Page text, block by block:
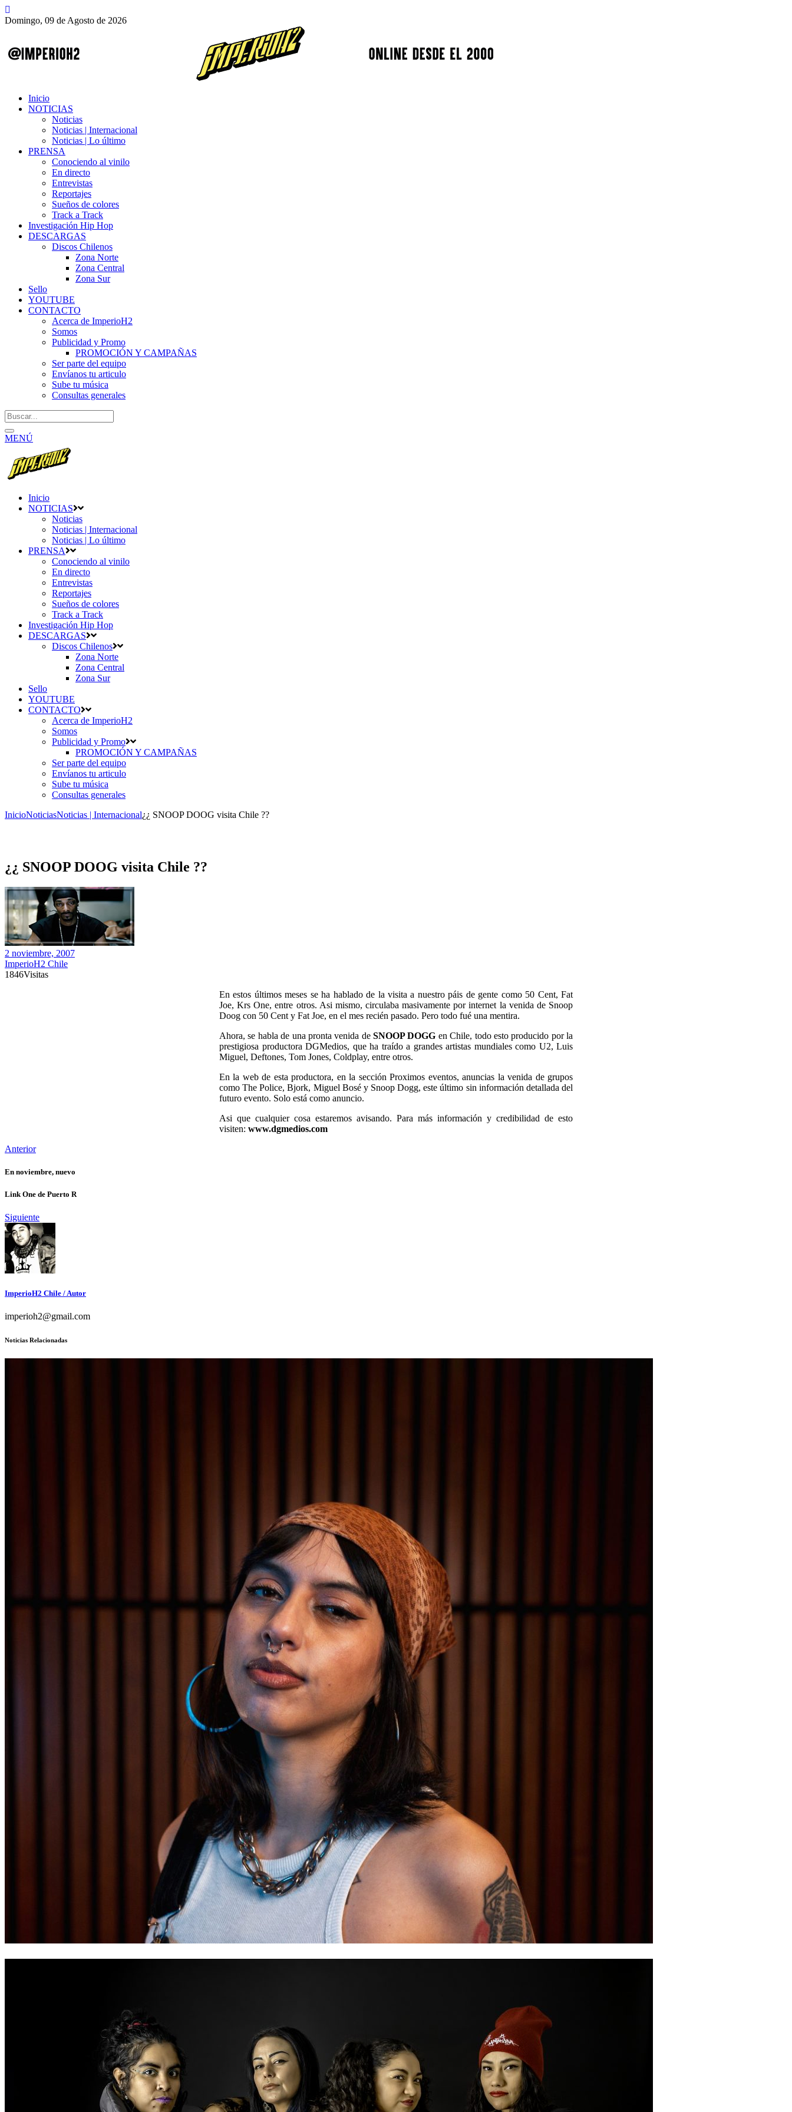
Domingo, 09 de Agosto de 2026
Inicio
NOTICIAS
Noticias
Noticias | Internacional
Noticias | Lo último
PRENSA
Conociendo al vinilo
En directo
Entrevistas
Reportajes
Sueños de colores
Track a Track
Investigación Hip Hop
DESCARGAS
Discos Chilenos
Zona Norte
Zona Central
Zona Sur
Sello
YOUTUBE
CONTACTO
Acerca de ImperioH2
Somos
Publicidad y Promo
PROMOCIÓN Y CAMPAÑAS
Ser parte del equipo
Envíanos tu articulo
Sube tu música
Consultas generales
MENÚ
Inicio
NOTICIAS
Noticias
Noticias | Internacional
Noticias | Lo último
PRENSA
Conociendo al vinilo
En directo
Entrevistas
Reportajes
Sueños de colores
Track a Track
Investigación Hip Hop
DESCARGAS
Discos Chilenos
Zona Norte
Zona Central
Zona Sur
Sello
YOUTUBE
CONTACTO
Acerca de ImperioH2
Somos
Publicidad y Promo
PROMOCIÓN Y CAMPAÑAS
Ser parte del equipo
Envíanos tu articulo
Sube tu música
Consultas generales
InicioNoticiasNoticias | Internacional¿¿ SNOOP DOOG visita Chile ??
¿¿ SNOOP DOOG visita Chile ??
2 noviembre, 2007
ImperioH2 Chile
1846Visitas
En estos últimos meses se ha hablado de la visita a nuestro páis de gente como 50 Cent, Fat
Joe, Krs One, entre otros. Asi mismo, circulaba masivamente por internet la venida de Snoop
Doog con 50 Cent y Fat Joe, en el mes recién pasado. Pero todo fué una mentira.
Ahora, se habla de una pronta venida de SNOOP DOGG en Chile, todo esto producido por la
prestigiosa productora DGMedios, que ha traído a grandes artistas mundiales como U2, Luis
Miguel, Deftones, Tom Jones, Coldplay, entre otros.
En la web de esta productora, en la sección Proximos eventos, anuncias la venida de grupos
como The Police, Bjork, Miguel Bosé y Snoop Dogg, este último sin información detallada del
futuro evento. Solo está como anuncio.
Asi que cualquier cosa estaremos avisando. Para más información y credibilidad de esto
visiten: www.dgmedios.com
Anterior
En noviembre, nuevo
Link One de Puerto R
Siguiente
ImperioH2 Chile / Autor
imperioh2@gmail.com
Noticias Relacionadas